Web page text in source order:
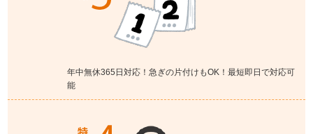
年中無休365日対応！急ぎの片付けもOK！最短即日で対応可
能